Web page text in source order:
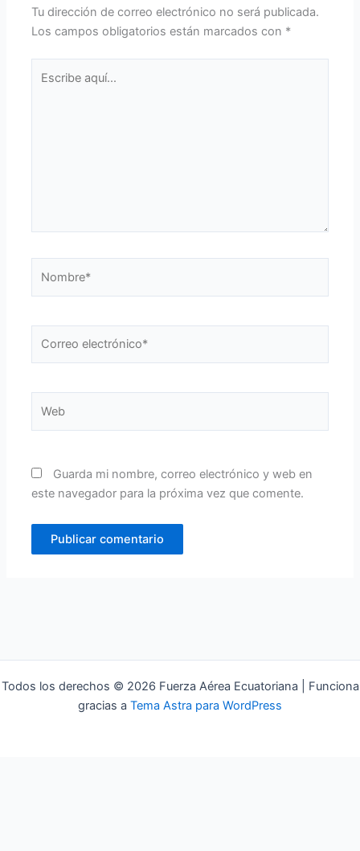
Tu dirección de correo electrónico no será publicada.
Los campos obligatorios están marcados con *
Guarda mi nombre, correo electrónico y web en
este navegador para la próxima vez que comente.
Todos los derechos © 2026 Fuerza Aérea Ecuatoriana | Funciona
gracias a Tema Astra para WordPress